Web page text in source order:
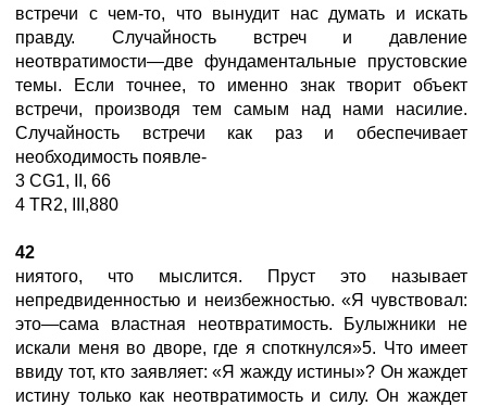
встречи с чем-то, что вынудит нас думать и искать
правду. Случайность встреч и давление
неотвратимости—две фундаментальные прустовские
темы. Если точнее, то именно знак творит объект
встречи, производя тем самым над нами насилие.
Случайность встречи как раз и обеспечивает
необходимость появле-
3 СG1, II, 66
4 TR2, III,880
42
ниятого, что мыслится. Пруст это называет
непредвиденностью и неизбежностью. «Я чувствовал:
это—сама властная неотвратимость. Булыжники не
искали меня во дворе, где я споткнулся»5. Что имеет
ввиду тот, кто заявляет: «Я жажду истины»? Он жаждет
истину только как неотвратимость и силу. Он жаждет